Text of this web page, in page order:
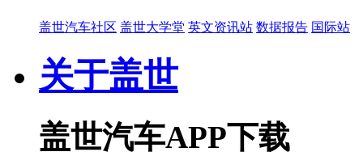
盖世汽车社区 盖世大学堂 英文资讯站 数据报告 国际站
关于盖世
盖世汽车APP下载